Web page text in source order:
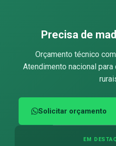
Precisa de
Orçamento técnico
Atendimento nacional
Solicitar orçamento
EM